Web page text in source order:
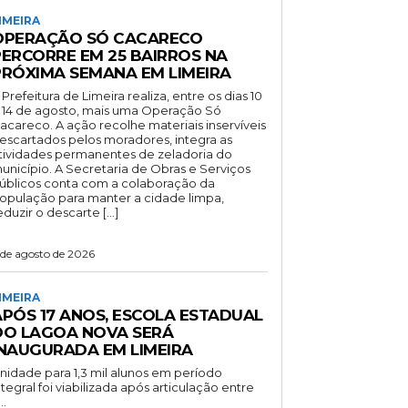
SÓ CACARECO
EM 25 BAIRROS NA
SEMANA EM LIMEIRA
Prefeitura de Limeira realiza, entre os dias 10
14 de agosto, mais uma Operação Só
A ação recolhe materiais inservíveis
pelos moradores, integra as
permanentes de zeladoria do
A Secretaria de Obras e Serviços
conta com a colaboração da
para manter a cidade limpa,
o descarte […]
agosto de 2026
17 ANOS, ESCOLA ESTADUAL
LAGOA NOVA SERÁ
EM LIMEIRA
para 1,3 mil alunos em período
foi viabilizada após articulação entre